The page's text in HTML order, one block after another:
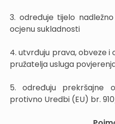
3. određuje tijelo
ocjenu sukladnosti
4. utvrđuju prava, obveze
pružatelja usluga
5. određuju prekršajne
protivno Uredbi (EU) br.